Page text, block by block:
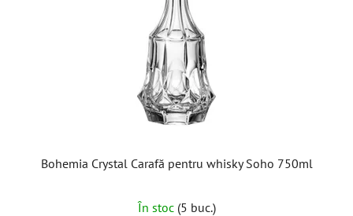
Bohemia Crystal Carafă pentru whisky Soho 750ml
În stoc (5 buc.)